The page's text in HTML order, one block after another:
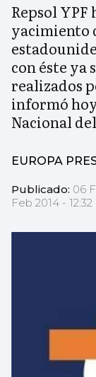
Repsol
yacimiento
con éste ya
realizados
informó
Nacional
EUROPA
Publicado: 06
Feb 2014 - 12:32